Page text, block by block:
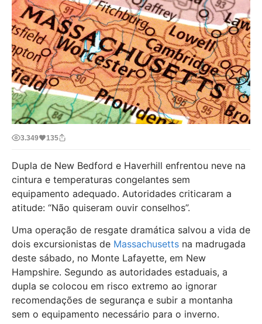
3.349 135
Dupla de New Bedford e Haverhill enfrentou neve na
cintura e temperaturas congelantes sem
equipamento adequado. Autoridades criticaram a
atitude: “Não quiseram ouvir conselhos”.
Uma operação de resgate dramática salvou a vida de
dois excursionistas de Massachusetts na madrugada
deste sábado, no Monte Lafayette, em New
Hampshire. Segundo as autoridades estaduais, a
dupla se colocou em risco extremo ao ignorar
recomendações de segurança e subir a montanha
sem o equipamento necessário para o inverno.